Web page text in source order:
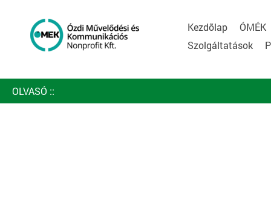
Kezdõlap
ÓMÉK
Szolgáltatások
OLVASÓ ::